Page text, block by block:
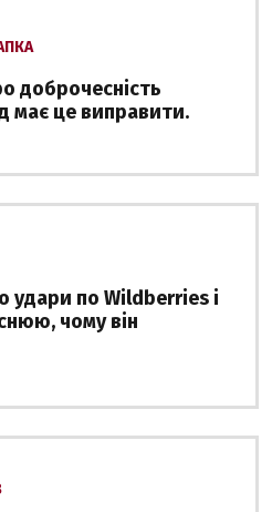
доброчесність
має це виправити.
удари по Wildberries і
чому він